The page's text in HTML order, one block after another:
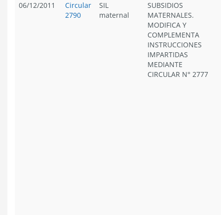
06/12/2011
Circular
2790
SIL
maternal
SUBSIDIOS
MATERNALES.
MODIFICA Y
COMPLEMENTA
INSTRUCCIONES
IMPARTIDAS
MEDIANTE
CIRCULAR N° 2777